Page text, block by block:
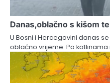
Danas,oblačno s kišom
U Bosni i Hercegovini danas
oblačno vrijeme. Po